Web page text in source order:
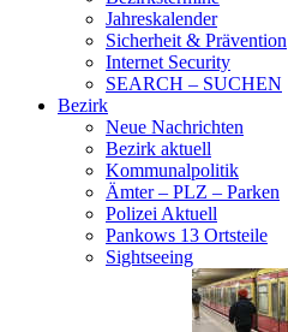
Jahreskalender
Sicherheit & Prävention
Internet Security
SEARCH – SUCHEN
Bezirk
Neue Nachrichten
Bezirk aktuell
Kommunalpolitik
Ämter – PLZ – Parken
Polizei Aktuell
Pankows 13 Ortsteile
Sightseeing